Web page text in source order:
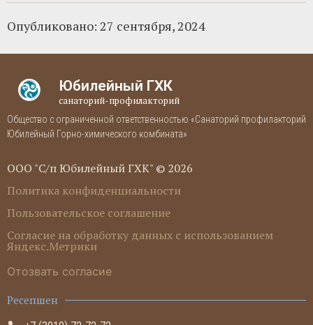
Опубликовано: 27 сентября, 2024
Юбилейный ГХК
санаторий-профилакторий
Общество с ограниченной ответственностью «Санаторий профилакторий
Юбилейный Горно-химического комбината»
ООО "С/п Юбилейный ГХК" © 2026
Политика конфиденциальности
Пользовательское соглашение
Согласие на обработку данных с использованием
Яндекс.Метрики
Отозвать согласие
Ресепшен